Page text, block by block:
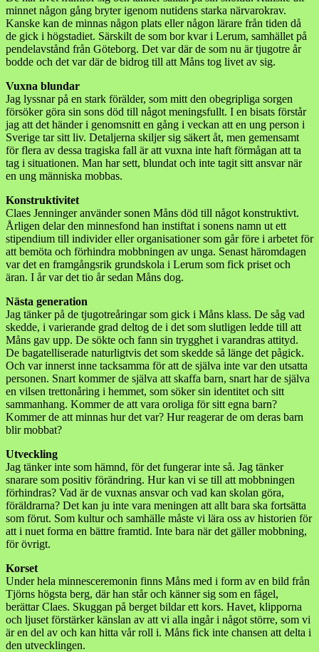
minnet någon gång bryter igenom nutidens starka närvarokrav.
Kanske kan de minnas någon plats eller någon lärare från tiden då
de gick i högstadiet. Särskilt de som bor kvar i Lerum, samhället på
pendelavstånd från Göteborg. Det var där de som nu är tjugotre år
bodde och det var där de bidrog till att Måns tog livet av sig.
Vuxna blundar
Jag lyssnar på en stark förälder, som mitt den obegripliga sorgen
försöker göra sin sons död till något meningsfullt. I en bisats förstår
jag att det händer i genomsnitt en gång i veckan att en ung person i
Sverige tar sitt liv. Detaljerna skiljer sig säkert åt, men gemensamt
för flera av dessa tragiska fall är att vuxna inte haft förmågan att ta
tag i situationen. Man har sett, blundat och inte tagit sitt ansvar när
en ung människa mobbas.
Konstruktivitet
Claes Jenninger använder sonen Måns död till något konstruktivt.
Årligen delar den minnesfond han instiftat i sonens namn ut ett
stipendium till individer eller organisationer som går före i arbetet för
att bemöta och förhindra mobbningen av unga. Senast häromdagen
var det en framgångsrik grundskola i Lerum som fick priset och
äran. I år var det tio år sedan Måns dog.
Nästa generation
Jag tänker på de tjugotreåringar som gick i Måns klass. De såg vad
skedde, i varierande grad deltog de i det som slutligen ledde till att
Måns gav upp. De sökte och fann sin trygghet i varandras attityd.
De bagatelliserade naturligtvis det som skedde så länge det pågick.
Och var innerst inne tacksamma för att de själva inte var den utsatta
personen. Snart kommer de själva att skaffa barn, snart har de själva
en vilsen trettonåring i hemmet, som söker sin identitet och sitt
sammanhang. Kommer de att vara oroliga för sitt egna barn?
Kommer de att minnas hur det var? Hur reagerar de om deras barn
blir mobbat?
Utveckling
Jag tänker inte som hämnd, för det fungerar inte så. Jag tänker
snarare som positiv förändring. Hur kan vi se till att mobbningen
förhindras? Vad är de vuxnas ansvar och vad kan skolan göra,
föräldrarna? Det kan ju inte vara meningen att allt bara ska fortsätta
som förut. Som kultur och samhälle måste vi lära oss av historien för
att i nuet forma en bättre framtid. Inte bara när det gäller mobbning,
för övrigt.
Korset
Under hela minnesceremonin finns Måns med i form av en bild från
Tjörns högsta berg, där han står och känner sig som en fågel,
berättar Claes. Skuggan på berget bildar ett kors. Havet, klipporna
och ljuset förstärker känslan av att vi alla ingår i något större, som vi
är en del av och kan hitta vår roll i. Måns fick inte chansen att delta i
den utvecklingen.